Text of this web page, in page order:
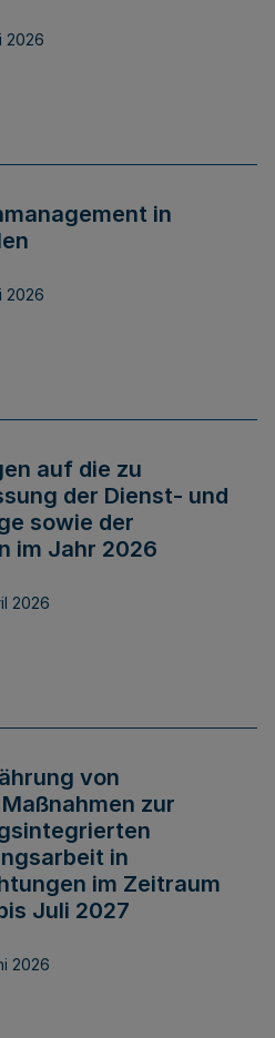
2026
in
2026
auf die zu
der Dienst- und
sowie der
im Jahr 2026
2026
von
zur
in
im Zeitraum
Juli 2027
2026